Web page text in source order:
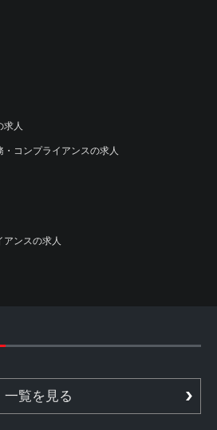
求人
・コンプライアンスの求人
アンスの求人
一覧を見る